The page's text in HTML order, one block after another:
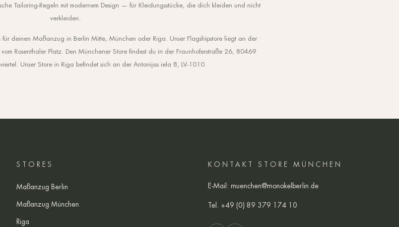
Tailoring-Regeln mit modernem Design — für Kleidungsstücke, die dich kleiden und nicht
verkleiden.
für deinen Maßanzug in Berlin Mitte, München oder Riga. Unser Flagshipstore liegt an der
Rosenthaler Platz. Den Münchener Store findest du in der Fraunhoferstraße 26, 80469
Unser Store in Riga befindet sich an der Antonijas iela 8, LV-1010.
STORES
Maßanzug Berlin
Maßanzug München
Riga
KONTAKT STORE MÜNCHEN
E-Mail: muenchen@monokelberlin.de
Tel. +49 (0) 89 379 174 10